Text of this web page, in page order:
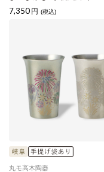
7,350 円 (税込)
丸モ高木陶器